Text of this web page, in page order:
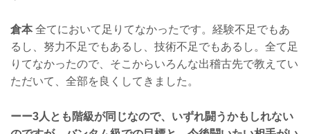
倉本全てにおいて足りてなかったです。経験不足でもあ
るし、努力不足でもあるし、技術不足でもあるし。全て足
りてなかったので、そこからいろんな出稽古先で教えてい
ただいて、全部を良くしてきました。
ーー3人とも階級が同じなので、いずれ闘うかもしれない